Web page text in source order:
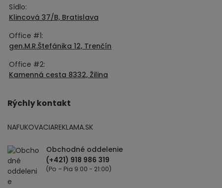
Sídlo:
Klincová 37/B, Bratislava
Office #1:
gen.M.R.Štefánika 12, Trenčín
Office #2:
Kamenná cesta 8332, Žilina
Rýchly kontakt
NAFUKOVACIAREKLAMA.SK
Obchodné oddelenie
(Po – Pia 9:00 - 21:00)